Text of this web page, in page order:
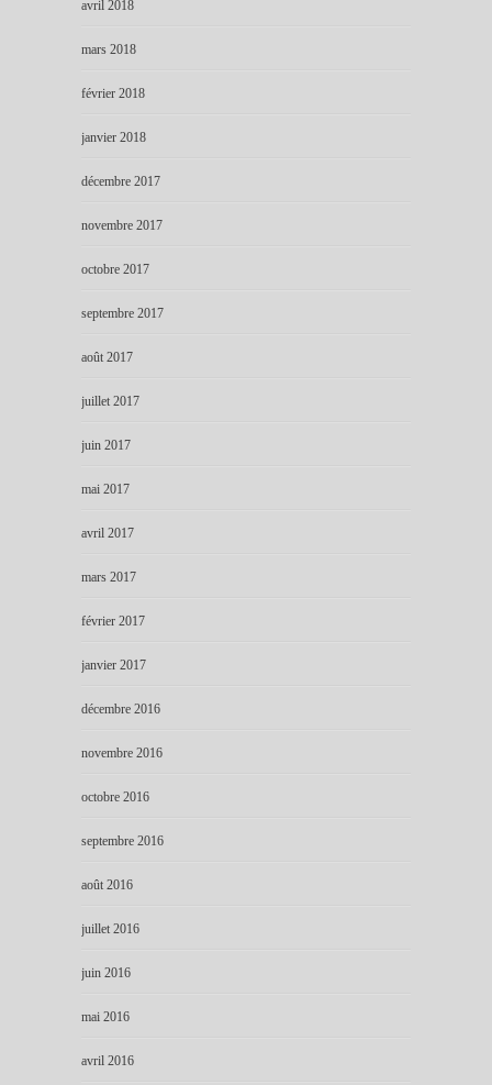
avril 2018
mars 2018
février 2018
janvier 2018
décembre 2017
novembre 2017
octobre 2017
septembre 2017
août 2017
juillet 2017
juin 2017
mai 2017
avril 2017
mars 2017
février 2017
janvier 2017
décembre 2016
novembre 2016
octobre 2016
septembre 2016
août 2016
juillet 2016
juin 2016
mai 2016
avril 2016